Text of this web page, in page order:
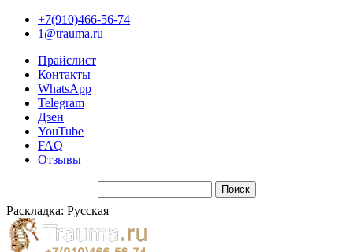
+7(910)466-56-74
1@trauma.ru
Прайслист
Контакты
WhatsApp
Telegram
Дзен
YouTube
FAQ
Отзывы
Раскладка: Русская